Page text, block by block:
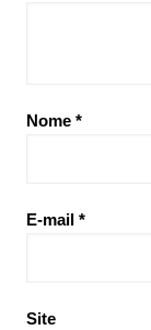
Nome *
E-mail *
Site